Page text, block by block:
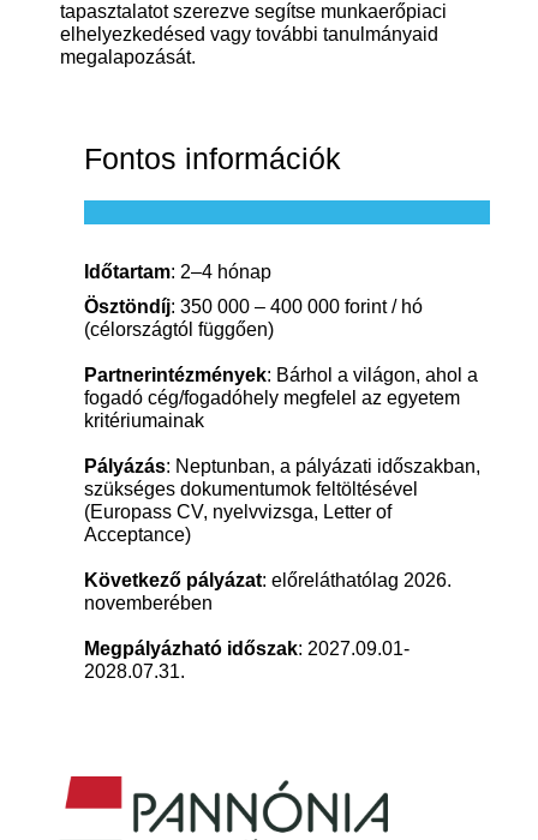
tapasztalatot szerezve segítse munkaerőpiaci
elhelyezkedésed vagy további tanulmányaid
megalapozását.
Fontos információk
Időtartam: 2–4 hónap
Ösztöndíj: 350 000 – 400 000 forint / hó
(célországtól függően)
Partnerintézmények: Bárhol a világon, ahol a
fogadó cég/fogadóhely megfelel az egyetem
kritériumainak
Pályázás: Neptunban, a pályázati időszakban,
szükséges dokumentumok feltöltésével
(Europass CV, nyelvvizsga, Letter of
Acceptance)
Következő pályázat: előreláthatólag 2026.
novemberében
Megpályázható időszak: 2027.09.01-
2028.07.31.